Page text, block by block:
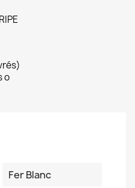
o
Fer Blanc